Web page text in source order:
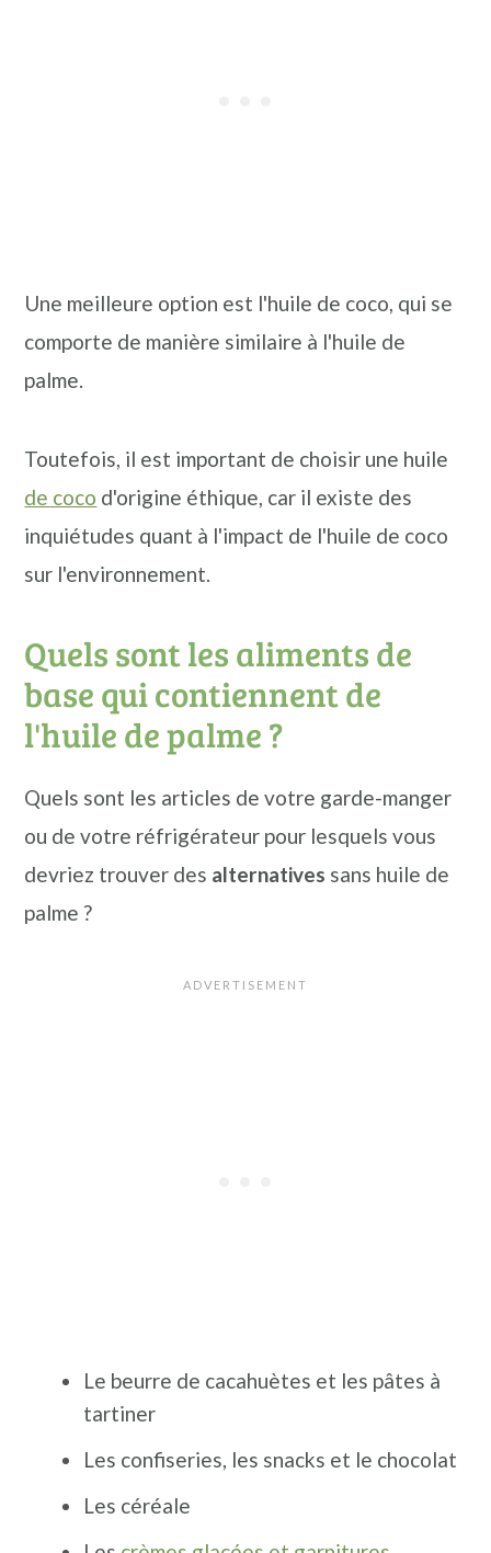
Une meilleure option est l'huile de coco, qui se
comporte de manière similaire à l'huile de
palme.
Toutefois, il est important de choisir une huile
de coco d'origine éthique, car il existe des
inquiétudes quant à l'impact de l'huile de coco
sur l'environnement.
Quels sont les aliments de
base qui contiennent de
l'huile de palme ?
Quels sont les articles de votre garde-manger
ou de votre réfrigérateur pour lesquels vous
devriez trouver des alternatives sans huile de
palme ?
Le beurre de cacahuètes et les pâtes à
tartiner
Les confiseries, les snacks et le chocolat
Les céréale